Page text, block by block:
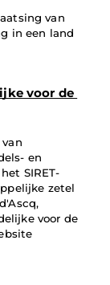
van
in een land
voor de
en
SIRET-
zetel
voor de